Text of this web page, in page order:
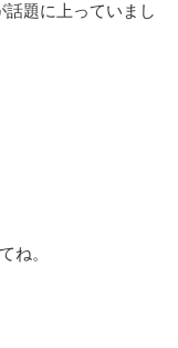
題に上っていまし
ね。